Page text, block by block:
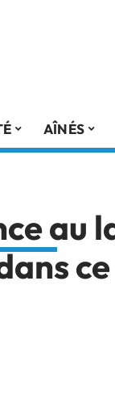
AÎNÉS
au
ce